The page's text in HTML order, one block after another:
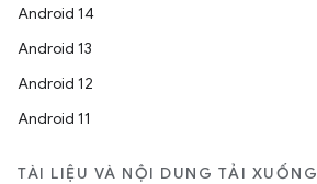
Android 14
Android 13
Android 12
Android 11
TÀI LIỆU VÀ NỘI DUNG TẢI XUỐNG